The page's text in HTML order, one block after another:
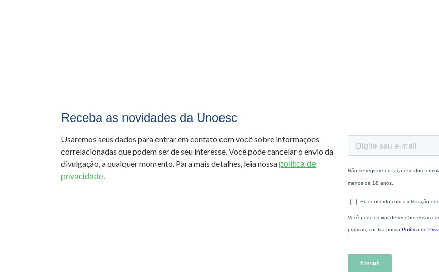
Receba as novidades da Unoesc
Usaremos seus dados para entrar em contato com você sobre informações
correlacionadas que podem ser de seu interesse. Você pode cancelar o envio da
divulgação, a qualquer momento. Para mais detalhes, leia nossa política de
privacidade.